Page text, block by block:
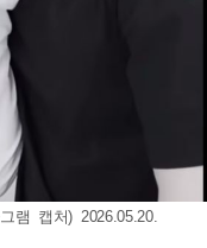
램 캡처) 2026.05.20.